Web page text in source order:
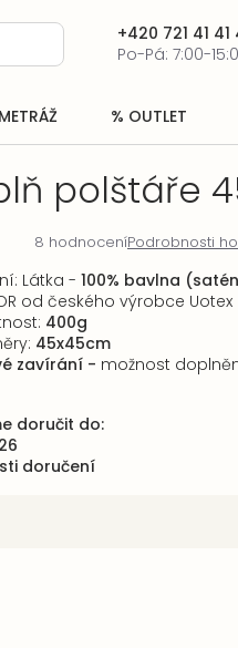
+420 721 41 41
Po-Pá: 7:00-
% OUTLET
polštáře
8 hodnoceníPodrobnosti
doručit do:
doručení
Látka - 100% bavlna
od českého výrobce Uotex
400g
45x45cm
zavírání - možnost